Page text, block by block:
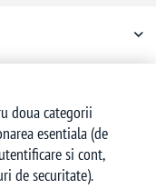
doua categorii
esentiala (de
si cont,
de securitate).